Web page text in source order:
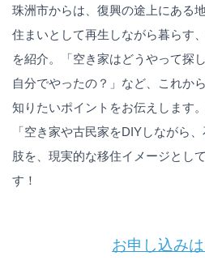
珠洲市からは、復興の途上にある
住まいとして再生しながら暮らす
を紹介。「空き家はどうやって探
自分でやったの？」など、これか
知りたいポイントをお伝えします
「空き家や古民家をDIYしながら
肢を、現実的な移住イメージとし
す！
お申し込み